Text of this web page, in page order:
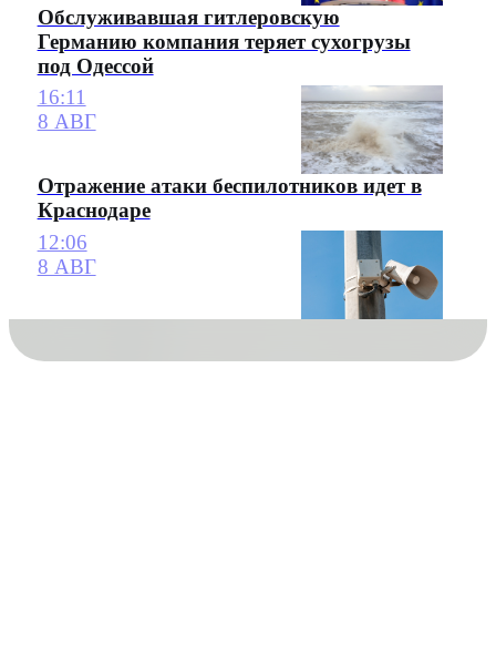
Обслуживавшая гитлеровскую
Германию компания теряет сухогрузы
под Одессой
16:11
8 АВГ
Отражение атаки беспилотников идет в
Краснодаре
12:06
8 АВГ